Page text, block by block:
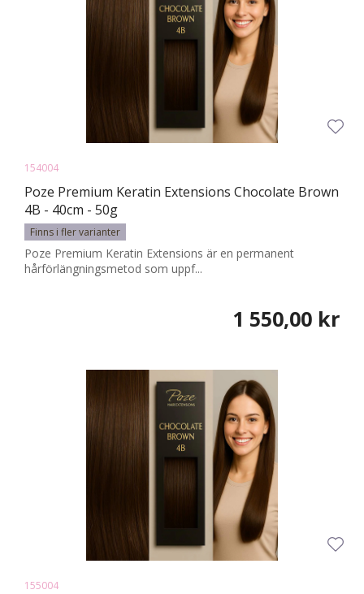
154004
Poze Premium Keratin Extensions Chocolate Brown
4B - 40cm - 50g
Finns i fler varianter
Poze Premium Keratin Extensions är en permanent
hårförlängningsmetod som uppf...
1 550,00 kr
155004